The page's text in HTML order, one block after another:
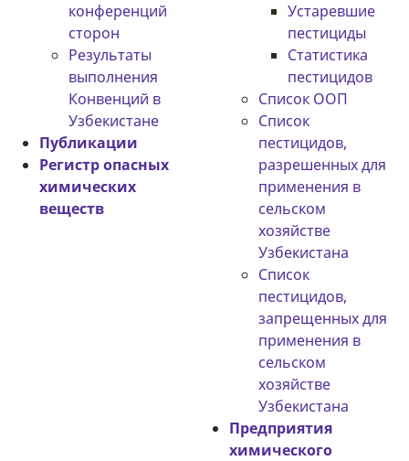
конференций
сторон
Результаты
выполнения
Конвенций в
Узбекистане
Публикации
Регистр опасных
химических
веществ
Устаревшие
пестициды
Статистика
пестицидов
Список ООП
Список
пестицидов,
разрешенных для
применения в
сельском
хозяйстве
Узбекистана
Список
пестицидов,
запрещенных для
применения в
сельском
хозяйстве
Узбекистана
Предприятия
химического